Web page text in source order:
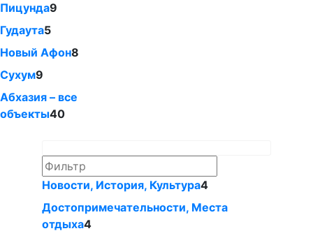
Пицунда9
Гудаута5
Новый Афон8
Сухум9
Абхазия – все
объекты40
Новости, История, Культура4
Достопримечательности, Местa
отдыха4